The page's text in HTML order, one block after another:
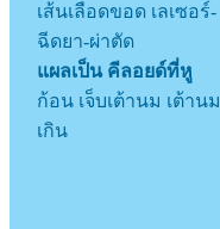
เส้นเลือดขอด เลเซอร์-
ฉีดยา-ผ่าตัด
แผลเป็น คีลอยด์ที่หู
ก้อน เจ็บเต้านม เต้านม
เกิน